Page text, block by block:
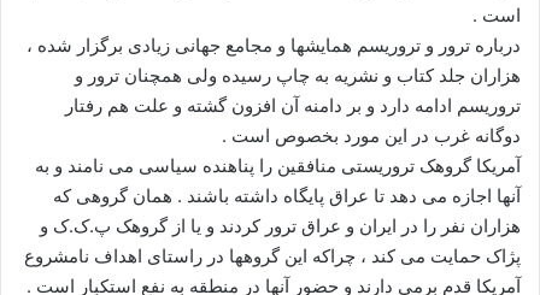
است .
درباره ترور و تروریسم همایشها و مجامع جهانی زیادی برگزار شده ،
هزاران جلد کتاب و نشریه به چاپ رسیده ولی همچنان ترور و
تروریسم ادامه دارد و بر دامنه آن افزون گشته و علت هم رفتار
دوگانه غرب در این مورد بخصوص است .
آمریکا گروهک تروریستی منافقین را پناهنده سیاسی می نامند و به
آنها اجازه می دهد تا عراق پایگاه داشته باشند . همان گروهی که
هزاران نفر را در ایران و عراق ترور کردند و یا از گروهک پ.ک.ک و
پژاک حمایت می کند ، چراکه این گروهها در راستای اهداف نامشروع
آمریکا قدم برمی دارند و حضور آنها در منطقه به نفع استکبار است .